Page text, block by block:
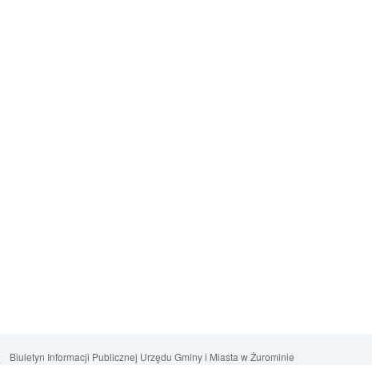
Biuletyn Informacji Publicznej Urzędu Gminy i Miasta w Żurominie